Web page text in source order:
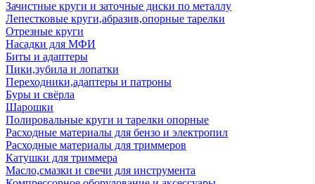
Зачистные круги и заточные диски по металлу
Лепестковые круги,абразив,опорные тарелки
Отрезные круги
Насадки для МФИ
Биты и адаптеры
Пики,зубила и лопатки
Переходники,адаптеры и патроны
Буры и свёрла
Шарошки
Полировальные круги и тарелки опорные
Расходные материалы для бензо и электропил
Расходные материалы для триммеров
Катушки для триммера
Масло,смазки и свечи для инструмента